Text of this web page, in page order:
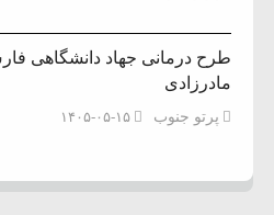
طرح درمانی جهاد دانشگاهی
مادرزادی
پرتو جنوب ۱۴۰۵-۰۵-۱۵